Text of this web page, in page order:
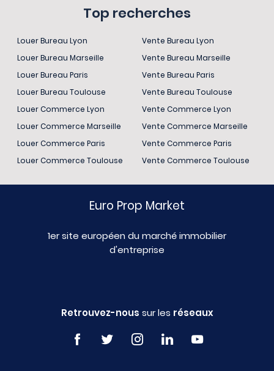
Top recherches
Louer Bureau Lyon
Louer Bureau Marseille
Louer Bureau Paris
Louer Bureau Toulouse
Louer Commerce Lyon
Louer Commerce Marseille
Louer Commerce Paris
Louer Commerce Toulouse
Vente Bureau Lyon
Vente Bureau Marseille
Vente Bureau Paris
Vente Bureau Toulouse
Vente Commerce Lyon
Vente Commerce Marseille
Vente Commerce Paris
Vente Commerce Toulouse
Euro Prop Market
1er site européen du marché immobilier
d'entreprise
Retrouvez-nous sur les réseaux